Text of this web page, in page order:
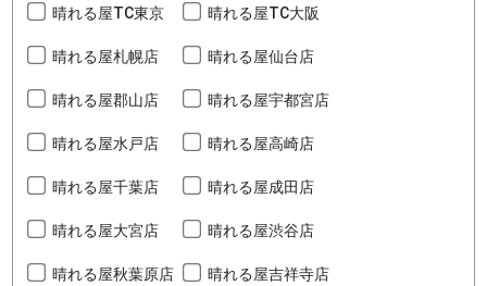
晴れる屋TC東京 晴れる屋TC大阪
晴れる屋札幌店 晴れる屋仙台店
晴れる屋郡山店 晴れる屋宇都宮店
晴れる屋水戸店 晴れる屋高崎店
晴れる屋千葉店 晴れる屋成田店
晴れる屋大宮店 晴れる屋渋谷店
晴れる屋秋葉原店 晴れる屋吉祥寺店